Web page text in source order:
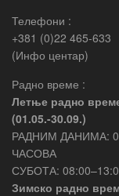
Телефони :
+381 (0)22 465-633
(Инфо центар)
Радно време :
Летње радно
(01.05.-30.09.)
РАДНИМ ДАНИМА:
ЧАСОВА
СУБОТА:
Зимско радно